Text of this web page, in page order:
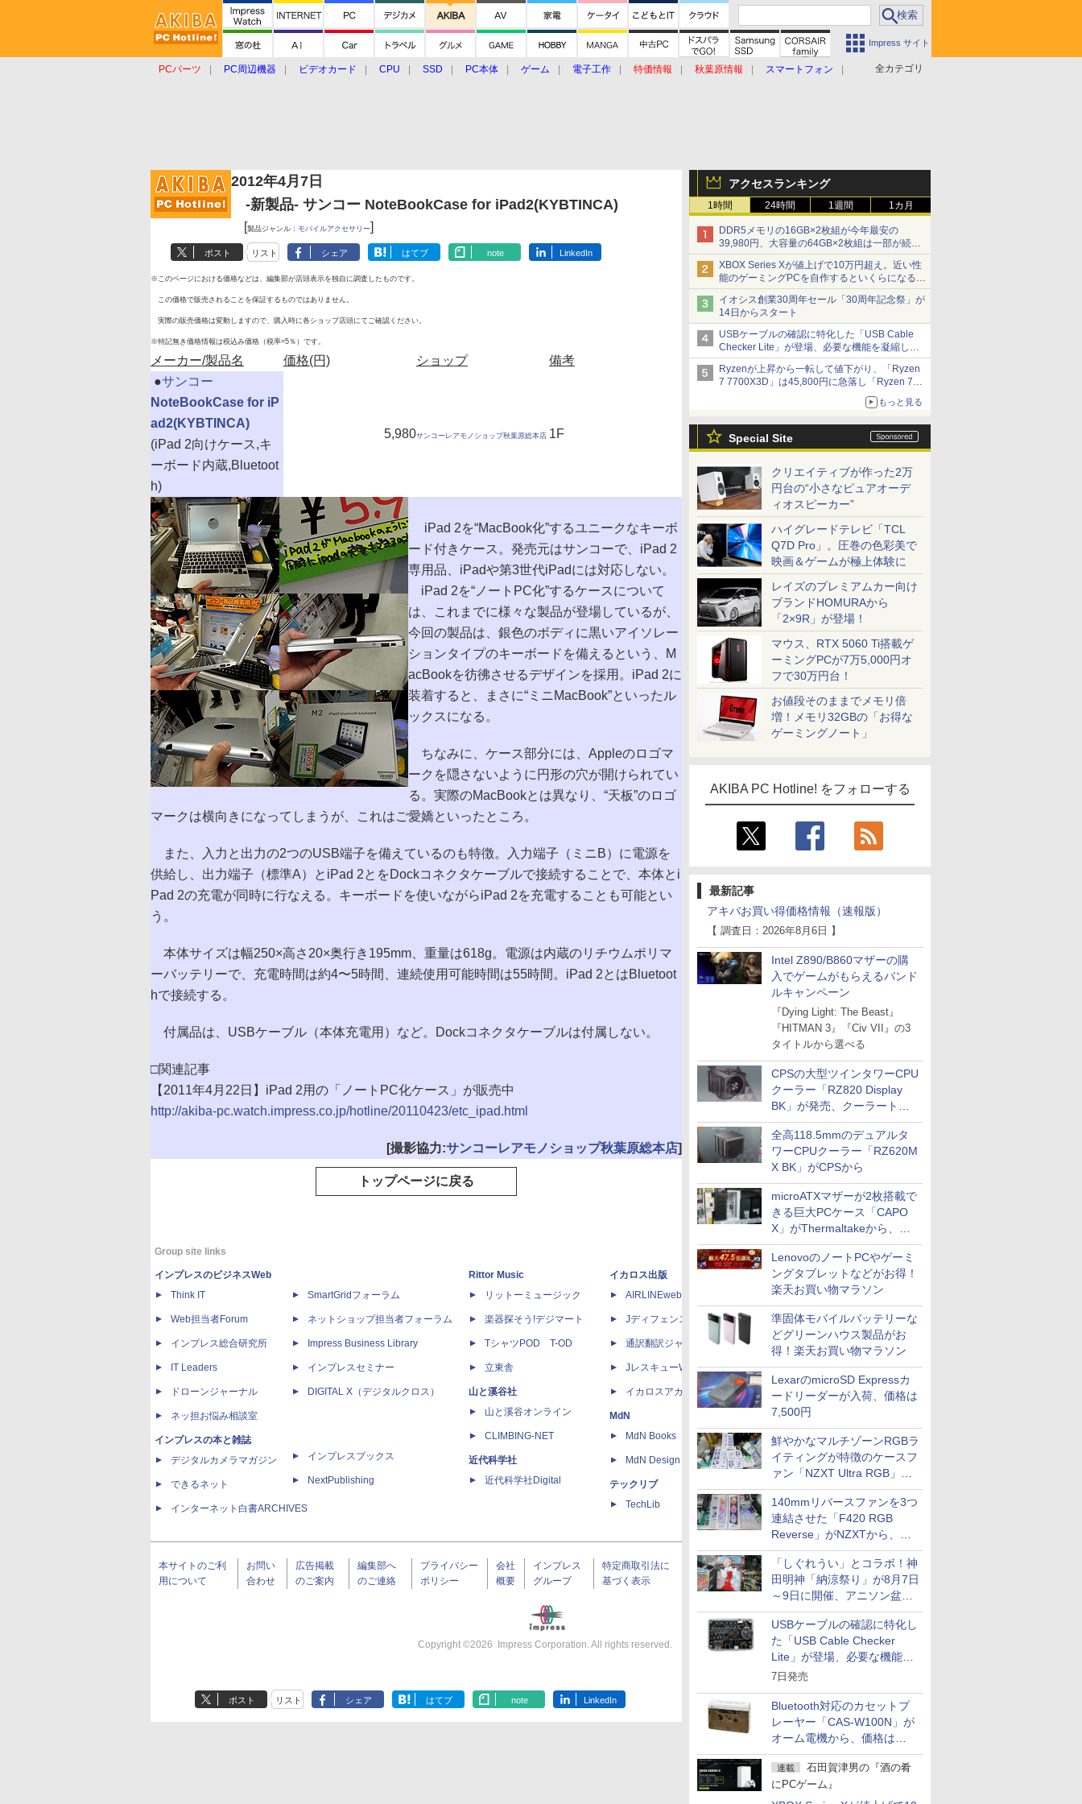
Impress サイト
全カテゴリ
PCパーツ PC周辺機器 ビデオカード CPU SSD PC本体 ゲーム 電子工作 特価情報 秋葉原情報
スマートフォン
アクセスランキング
1時間 24時間 1週間 1カ月
DDR5メモリの16GB×2枚組が今年最安の
39,980円、大容量の64GB×2枚組は一部が続騰
[8月前半のメモリ価格]
XBOX Series Xが値上げで10万円超え。近い性
能のゲーミングPCを自作するといくらになる？
【石田賀津男の『酒の肴にPCゲーム』】
イオシス創業30周年セール「30周年記念祭」が
14日からスタート
USBケーブルの確認に特化した「USB Cable
Checker Lite」が登場、必要な機能を凝縮しコ
ンパクトに 7日発売
Ryzenが上昇から一転して値下がり、「Ryzen
7 7700X3D」は45,800円に急落し「Ryzen 7
7800X3D」との価格逆転解消 [8月前半のCPU
もっと見る
Special Site
クリエイティブが作った2万
円台の“小さなピュアオーデ
ィオスピーカー”
ハイグレードテレビ「TCL
Q7D Pro」。圧巻の色彩美で
映画＆ゲームが極上体験に
レイズのプレミアムカー向け
ブランドHOMURAから
「2×9R」が登場！
マウス、RTX 5060 Ti搭載ゲ
ーミングPCが7万5,000円オ
フで30万円台！
お値段そのままでメモリ倍
増！メモリ32GBの「お得な
ゲーミングノート」
AKIBA PC Hotline! をフォローする
最新記事
アキバお買い得価格情報（速報版）
【 調査日：2026年8月6日 】
Intel Z890/B860マザーの購
入でゲームがもらえるバンド
ルキャンペーン
『Dying Light: The Beast』
『HITMAN 3』『Civ VII』の3
タイトルから選べる
CPSの大型ツインタワーCPU
クーラー「RZ820 Display
BK」が発売、クーラートッ
プに5インチ液晶搭載
全高118.5mmのデュアルタ
ワーCPUクーラー「RZ620M
X BK」がCPSから
microATXマザーが2枚搭載で
きる巨大PCケース「CAPO
X」がThermaltakeから、カ
ラーは2色
LenovoのノートPCやゲーミ
ングタブレットなどがお得！
楽天お買い物マラソン
準固体モバイルバッテリーな
どグリーンハウス製品がお
得！楽天お買い物マラソン
LexarのmicroSD Expressカ
ードリーダーが入荷、価格は
7,500円
鮮やかなマルチゾーンRGBラ
イティングが特徴のケースフ
ァン「NZXT Ultra RGB」が
発売、計8製品
140mmリバースファンを3つ
連結させた「F420 RGB
Reverse」がNZXTから、単
一フレーム採用
「しぐれうい」とコラボ！神
田明神「納涼祭り」が8月7日
～9日に開催、アニソン盆踊
りや屋台グルメなどもあり
USBケーブルの確認に特化し
た「USB Cable Checker
Lite」が登場、必要な機能を
凝縮しコンパクトに
7日発売
Bluetooth対応のカセットプ
レーヤー「CAS-W100N」が
オーム電機から、価格は
5,940円
連載
石田賀津男の『酒の肴
にPCゲーム』
2012年4月7日
-新製品- サンコー NoteBookCase for iPad2(KYBTINCA)
[製品ジャンル： モバイルアクセサリー]
ポスト リスト シェア はてブ note LinkedIn
※このページにおける価格などは、編集部が店頭表示を独自に調査したものです。
この価格で販売されることを保証するものではありません。
実際の販売価格は変動しますので、購入時に各ショップ店頭にてご確認ください。
※特記無き価格情報は税込み価格（税率=5％）です。
メーカー/製品名 価格(円) ショップ
備考
●サンコー
NoteBookCase for iP
ad2(KYBTINCA)
(iPad 2向けケース,キ
ーボード内蔵,Bluetoot
h)
5,980サンコーレアモノショップ秋葉原総本店 1F
iPad 2を“MacBook化”するユニークなキーボ
ード付きケース。発売元はサンコーで、iPad 2
専用品、iPadや第3世代iPadには対応しない。
iPad 2を“ノートPC化”するケースについて
は、これまでに様々な製品が登場しているが、
今回の製品は、銀色のボディに黒いアイソレー
ションタイプのキーボードを備えるという、M
acBookを彷彿させるデザインを採用。iPad 2に
装着すると、まさに“ミニMacBook”といったル
ックスになる。
ちなみに、ケース部分には、Appleのロゴマ
ークを隠さないように円形の穴が開けられてい
る。実際のMacBookとは異なり、“天板”のロゴ
マークは横向きになってしまうが、これはご愛嬌といったところ。
また、入力と出力の2つのUSB端子を備えているのも特徴。入力端子（ミニB）に電源を
供給し、出力端子（標準A）とiPad 2とをDockコネクタケーブルで接続することで、本体とi
Pad 2の充電が同時に行なえる。キーボードを使いながらiPad 2を充電することも可能とい
う。
本体サイズは幅250×高さ20×奥行き195mm、重量は618g。電源は内蔵のリチウムポリマ
ーバッテリーで、充電時間は約4〜5時間、連続使用可能時間は55時間。iPad 2とはBluetoot
hで接続する。
付属品は、USBケーブル（本体充電用）など。Dockコネクタケーブルは付属しない。
□関連記事
【2011年4月22日】iPad 2用の「ノートPC化ケース」が販売中
http://akiba-pc.watch.impress.co.jp/hotline/20110423/etc_ipad.html
[撮影協力:サンコーレアモノショップ秋葉原総本店]
トップページに戻る
Group site links
インプレスのビジネスWeb
Think IT
Web担当者Forum
インプレス総合研究所
IT Leaders
ドローンジャーナル
ネッ担お悩み相談室
インプレスの本と雑誌
デジタルカメラマガジン
できるネット
インターネット白書ARCHIVES
SmartGridフォーラム
ネットショップ担当者フォーラム
Impress Business Library
インプレスセミナー
DIGITAL X（デジタルクロス）
インプレスブックス
NextPublishing
Rittor Music
リットーミュージック
楽器探そう!デジマート
TシャツPOD T-OD
立東舎
山と溪谷社
山と溪谷オンライン
CLIMBING-NET
近代科学社
近代科学社Digital
イカロス出版
AIRLINEweb
Jディフェンスニュース
通訳翻訳ジャーナル
JレスキューWeb
イカロスアカデミー
MdN
MdN Books
MdN Design Interactive
テックリブ
TechLib
天海社
Comic curea
impress QuickBooks
PUBFUN
パブファンセルフ
IPGネットワーク
TシャツPOD pTa.shop
カスタム写真集POD fabli
Impress Group Publication Informa
本サイトのご利
用について
お問い
合わせ
広告掲載
のご案内
編集部へ
のご連絡
プライバシー
ポリシー
会社
概要
インプレス
グループ
特定商取引法に
基づく表示
Copyright ©2026 Impress Corporation. All rights reserved.
ポスト リスト シェア はてブ note LinkedIn